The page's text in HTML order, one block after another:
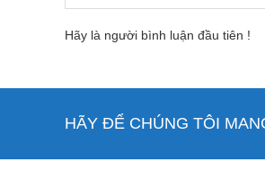
Hãy là người bình luận đầu tiên !
HÃY ĐỂ CHÚNG TÔI